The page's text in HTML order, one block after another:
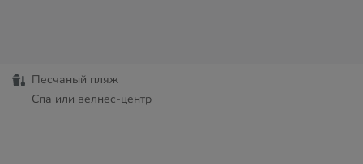
Песчаный пляж
Спа или велнес-центр